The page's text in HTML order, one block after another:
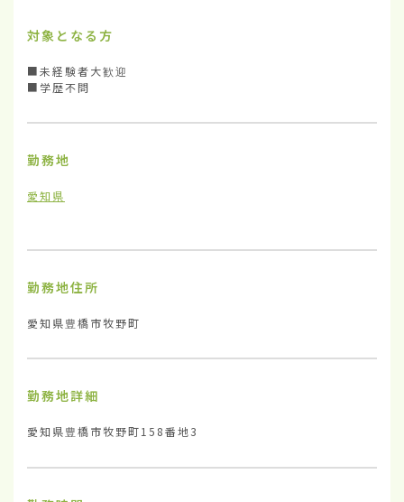
対象となる方
■未経験者大歓迎
■学歴不問
勤務地
愛知県
勤務地住所
愛知県豊橋市牧野町
勤務地詳細
愛知県豊橋市牧野町158番地3